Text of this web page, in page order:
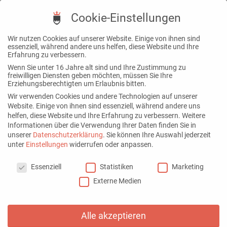
Cookie-Einstellungen
Wir nutzen Cookies auf unserer Website. Einige von ihnen sind
essenziell, während andere uns helfen, diese Website und Ihre
Erfahrung zu verbessern.
Wenn Sie unter 16 Jahre alt sind und Ihre Zustimmung zu
freiwilligen Diensten geben möchten, müssen Sie Ihre
Erziehungsberechtigten um Erlaubnis bitten.
Wir verwenden Cookies und andere Technologien auf unserer
Website. Einige von ihnen sind essenziell, während andere uns
helfen, diese Website und Ihre Erfahrung zu verbessern. Weitere
Informationen über die Verwendung Ihrer Daten finden Sie in
unserer Datenschutzerklärung. Sie können Ihre Auswahl jederzeit
unter Einstellungen widerrufen oder anpassen.
Essenziell
Statistiken
Marketing
Externe Medien
Alle akzeptieren